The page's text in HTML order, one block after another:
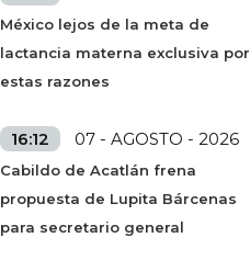
México lejos de la meta de
lactancia materna exclusiva por
estas razones
16:12 07 - AGOSTO - 2026
Cabildo de Acatlán frena
propuesta de Lupita Bárcenas
para secretario general